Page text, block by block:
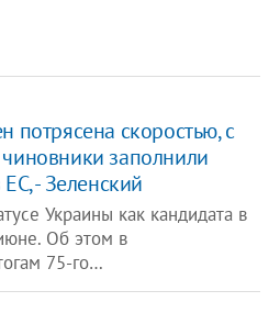
потрясена скоростью, с
заполнили
- Зеленский
Украины как кандидата в
Об этом в
75-го…